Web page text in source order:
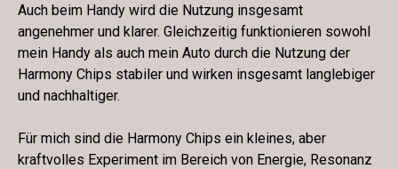
Auch beim Handy wird die Nutzung insgesamt
angenehmer und klarer. Gleichzeitig funktionieren sowohl
mein Handy als auch mein Auto durch die Nutzung der
Harmony Chips stabiler und wirken insgesamt langlebiger
und nachhaltiger.
Für mich sind die Harmony Chips ein kleines, aber
kraftvolles Experiment im Bereich von Energie, Resonanz